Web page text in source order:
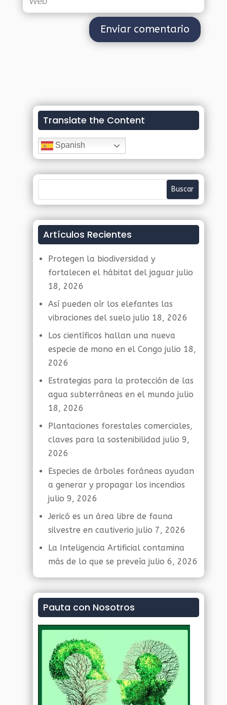
Translate the Content
Spanish
Artículos Recientes
Protegen la biodiversidad y
fortalecen el hábitat del jaguar julio
18, 2026
Así pueden oír los elefantes las
vibraciones del suelo julio 18, 2026
Los científicos hallan una nueva
especie de mono en el Congo julio 18,
2026
Estrategias para la protección de las
agua subterráneas en el mundo julio
18, 2026
Plantaciones forestales comerciales,
claves para la sostenibilidad julio 9,
2026
Especies de árboles foráneas ayudan
a generar y propagar los incendios
julio 9, 2026
Jericó es un área libre de fauna
silvestre en cautiverio julio 7, 2026
La Inteligencia Artificial contamina
más de lo que se preveía julio 6, 2026
Pauta con Nosotros